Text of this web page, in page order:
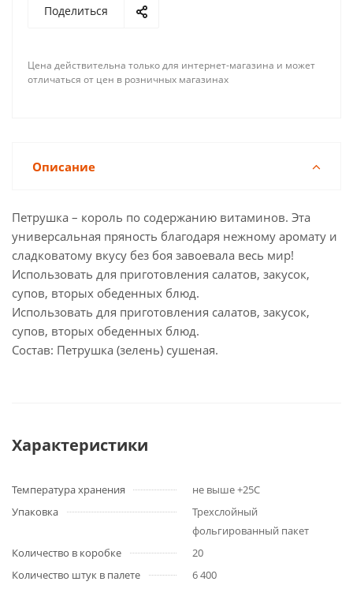
Поделиться
Цена действительна только для интернет-магазина и может
отличаться от цен в розничных магазинах
Описание
Петрушка – король по содержанию витаминов. Эта
универсальная пряность благодаря нежному аромату и
сладковатому вкусу без боя завоевала весь мир!
Использовать для приготовления салатов, закусок,
супов, вторых обеденных блюд.
Использовать для приготовления салатов, закусок,
супов, вторых обеденных блюд.
Состав: Петрушка (зелень) сушеная.
Характеристики
Температура хранения
не выше +25С
Упаковка
Трехслойный
фольгированный пакет
Количество в коробке
20
Количество штук в палете
6 400